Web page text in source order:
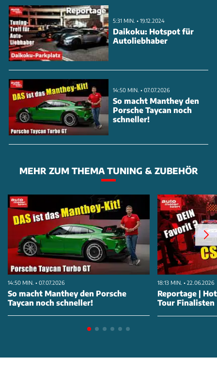
5:31 MIN. • 19.12.2024
Daikoku: Hotspot für
Autoliebhaber
14:50 MIN. • 07.07.2026
So macht Manthey den
Porsche Taycan noch
schneller!
MEHR ZUM THEMA TUNING & ZUBEHÖR
14:50 MIN. • 07.07.2026
So macht Manthey den Porsche
Taycan noch schneller!
18:13 MIN. • 22.06.2026
Reportage |
Tour Finalisten